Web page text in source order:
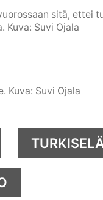
sitä, ettei
Suvi Ojala
Kuva: Suvi Ojala